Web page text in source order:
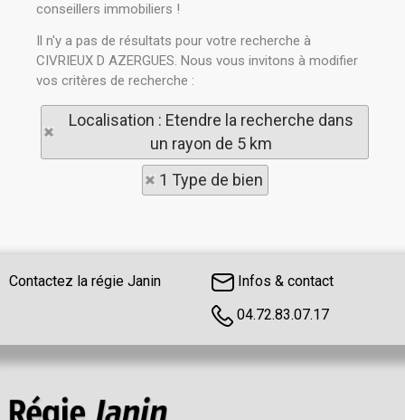
conseillers immobiliers !
Il n'y a pas de résultats pour votre recherche à
CIVRIEUX D AZERGUES. Nous vous invitons à modifier
vos critères de recherche :
Localisation : Etendre la recherche dans
un rayon de 5 km
1 Type de bien
Contactez la régie Janin
Infos & contact
04.72.83.07.17